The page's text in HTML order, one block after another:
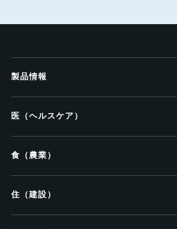
製品情報
医（ヘルスケア）
食（農業）
住（建設）